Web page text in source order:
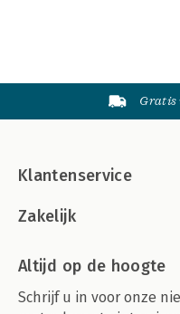
Gratis
Klantenservice
Zakelijk
Altijd op de hoogte
Schrijf u in voor onze